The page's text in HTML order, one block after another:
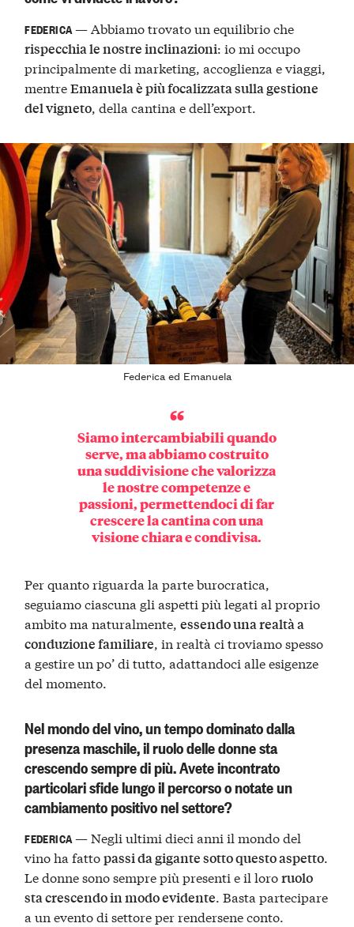
FEDERICA— Abbiamo trovato un equilibrio che
rispecchia le nostre inclinazioni: io mi occupo
principalmente di marketing, accoglienza e viaggi,
mentreEmanuela è più focalizzata sulla gestione
del vigneto , della cantina e dell’export.
Federica ed Emanuela
Siamo intercambiabili quando
serve, ma abbiamo costruito
una suddivisione che valorizza
le nostre competenze e
passioni, permettendoci di far
crescere la cantina con una
visione chiara e condivisa.
Per quanto riguarda la parte burocratica,
seguiamo ciascuna gli aspetti più legati al proprio
ambito ma naturalmente,essendo una realtà a
conduzione familiare, in realtà ci troviamo spesso
a gestire un po’ di tutto, adattandoci alle esigenze
del momento.
Nel mondo del vino, un tempo dominato dalla
presenza maschile, il ruolo delle donne sta
crescendo sempre di più. Avete incontrato
particolari sfide lungo il percorso o notate un
cambiamento positivo nel settore?
FEDERICA— Negli ultimi dieci anni il mondo del
vino ha fattopassi da gigante sotto questo aspetto.
Le donne sono sempre più presenti e il lororuolo
sta crescendo in modo evidente. Basta partecipare
a un evento di settore per rendersene conto.